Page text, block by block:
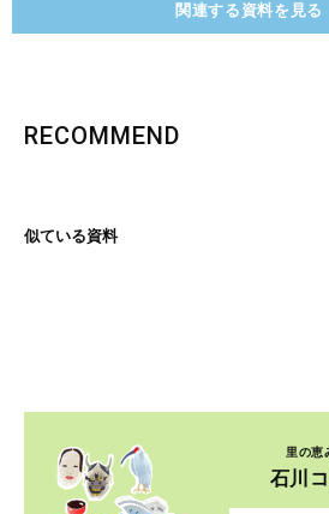
関連する資料を見る
RECOMMEND
似ている資料
里の恵
石川